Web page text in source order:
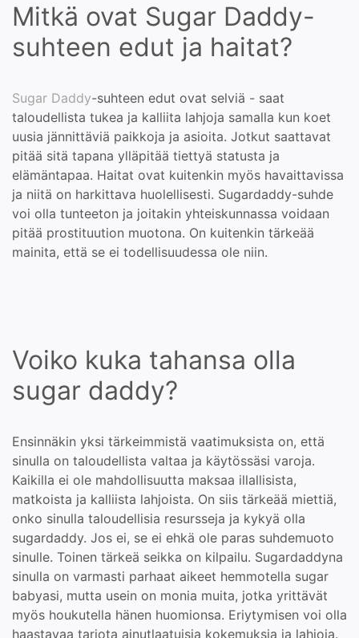
Mitkä ovat Sugar Daddy-
suhteen edut ja haitat?
Sugar Daddy-suhteen edut ovat selviä - saat
taloudellista tukea ja kalliita lahjoja samalla kun koet
uusia jännittäviä paikkoja ja asioita. Jotkut saattavat
pitää sitä tapana ylläpitää tiettyä statusta ja
elämäntapaa. Haitat ovat kuitenkin myös havaittavissa
ja niitä on harkittava huolellisesti. Sugardaddy-suhde
voi olla tunteeton ja joitakin yhteiskunnassa voidaan
pitää prostituution muotona. On kuitenkin tärkeää
mainita, että se ei todellisuudessa ole niin.
Voiko kuka tahansa olla
sugar daddy?
Ensinnäkin yksi tärkeimmistä vaatimuksista on, että
sinulla on taloudellista valtaa ja käytössäsi varoja.
Kaikilla ei ole mahdollisuutta maksaa illallisista,
matkoista ja kalliista lahjoista. On siis tärkeää miettiä,
onko sinulla taloudellisia resursseja ja kykyä olla
sugardaddy. Jos ei, se ei ehkä ole paras suhdemuoto
sinulle. Toinen tärkeä seikka on kilpailu. Sugardaddyna
sinulla on varmasti parhaat aikeet hemmotella sugar
babyasi, mutta usein on monia muita, jotka yrittävät
myös houkutella hänen huomionsa. Eriytymisen voi olla
haastavaa tarjota ainutlaatuisia kokemuksia ja lahjoja.